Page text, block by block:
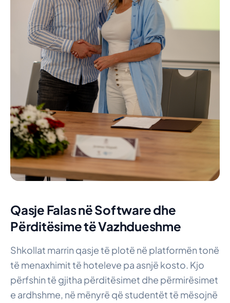
Qasje Falas në Software dhe
Përditësime të Vazhdueshme
Shkollat marrin qasje të plotë në platformën tonë
të menaxhimit të hoteleve pa asnjë kosto. Kjo
përfshin të gjitha përditësimet dhe përmirësimet
e ardhshme, në mënyrë që studentët të mësojnë